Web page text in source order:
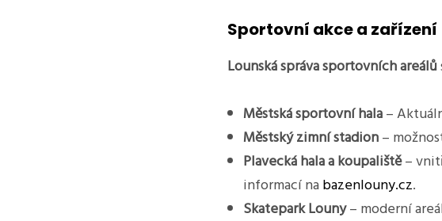
Sportovní akce a zařízení
Lounská správa sportovních areálů
Městská sportovní hala–
Městský zimní stadion–
Plavecká hala a koupaliště–
informací nabazenlouny.cz.
Skatepark Louny– moderní